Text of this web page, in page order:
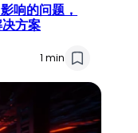
响的问题，
方案
1 min